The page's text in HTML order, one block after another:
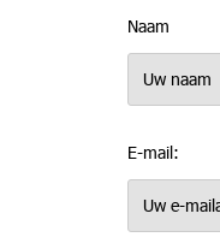
Naam
E-mail: